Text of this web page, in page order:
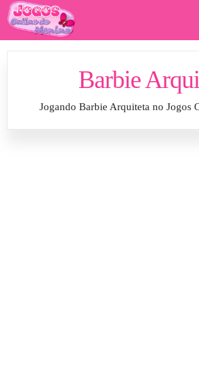
Barbie
Jogando Barbie Arquiteta no Jogos